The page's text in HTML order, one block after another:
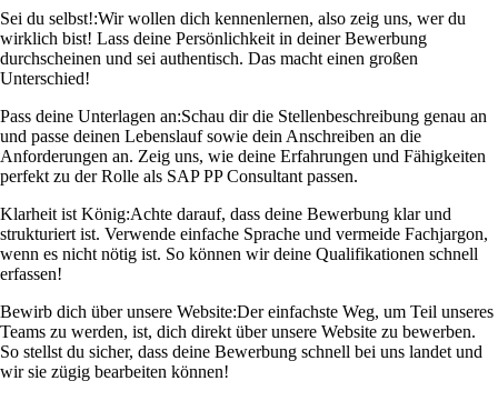
Sei du selbst!:Wir wollen dich kennenlernen, also zeig uns, wer du
wirklich bist! Lass deine Persönlichkeit in deiner Bewerbung
durchscheinen und sei authentisch. Das macht einen großen
Unterschied!
Pass deine Unterlagen an:Schau dir die Stellenbeschreibung genau an
und passe deinen Lebenslauf sowie dein Anschreiben an die
Anforderungen an. Zeig uns, wie deine Erfahrungen und Fähigkeiten
perfekt zu der Rolle als SAP PP Consultant passen.
Klarheit ist König:Achte darauf, dass deine Bewerbung klar und
strukturiert ist. Verwende einfache Sprache und vermeide Fachjargon,
wenn es nicht nötig ist. So können wir deine Qualifikationen schnell
erfassen!
Bewirb dich über unsere Website:Der einfachste Weg, um Teil unseres
Teams zu werden, ist, dich direkt über unsere Website zu bewerben.
So stellst du sicher, dass deine Bewerbung schnell bei uns landet und
wir sie zügig bearbeiten können!